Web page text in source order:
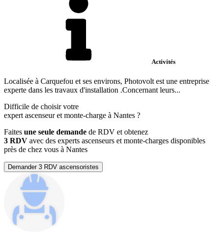
Activités
Localisée à Carquefou et ses environs, Photovolt est une entreprise
experte dans les travaux d'installation .Concernant leurs...
Difficile de choisir votre
expert ascenseur et monte-charge à Nantes ?
Faites une seule demande de RDV et obtenez
3 RDV avec des experts ascenseurs et monte-charges disponibles
près de chez vous à Nantes
Demander 3 RDV ascensoristes